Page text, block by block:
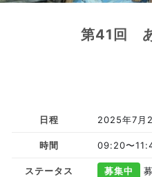
第41回
日程 2025年7月
時間 09:20〜
ステータス 募集中